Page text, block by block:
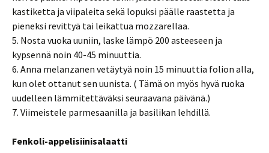
kastiketta ja viipaleita sekä lopuksi päälle raastetta ja
pieneksi revittyä tai leikattua mozzarellaa.
5. Nosta vuoka uuniin, laske lämpö 200 asteeseen ja
kypsennä noin 40-45 minuuttia.
6. Anna melanzanen vetäytyä noin 15 minuuttia folion alla,
kun olet ottanut sen uunista. ( Tämä on myös hyvä ruoka
uudelleen lämmitettäväksi seuraavana päivänä.)
7. Viimeistele parmesaanilla ja basilikan lehdillä.
Fenkoli-appelisiinisalaatti